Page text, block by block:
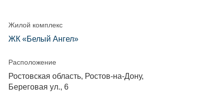
Жилой комплекс
ЖК «Белый Ангел»
Расположение
Ростовская область, Ростов-на-Дону,
Береговая ул., 6